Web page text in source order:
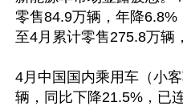
零售84.9万辆，年降
至4月累计零售275.8万辆
4月中国国内乘用车（小
辆，同比下降21.5%，已